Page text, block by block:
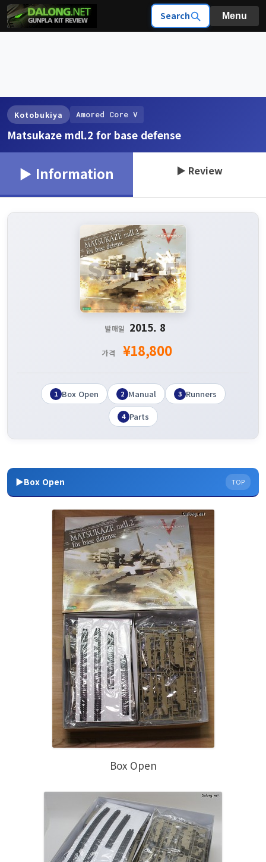
Search Menu
Kotobukiya Amored Core V
Matsukaze mdl.2 for base defense
▶ Information ▶ Review
발매일 2015. 8
가격 ¥18,800
1 Box Open 2 Manual 3 Runners
4 Parts
▶Box Open TOP
Box Open